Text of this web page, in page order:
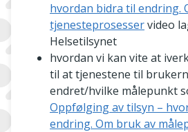
hvordan bidra til endring.
tjenesteprosesservideo
Helsetilsynet
hvordan vi kan vite at
til at tjenestene til
endret/hvilke målepunkt
Oppfølging av tilsyn –
endring. Om bruk av